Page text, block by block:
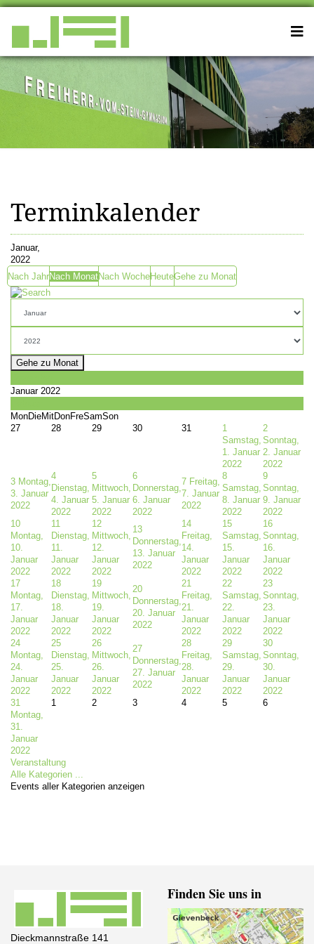
Terminkalender
Januar,
2022
Nach JahrNach MonatNach WocheHeuteGehe zu Monat
Gehe zu Monat
Januar 2022
MonDieMitDonFreSamSon
27
28 29 30 31
1
Samstag,
1. Januar
2022
2
Sonntag,
2. Januar
2022
3 Montag,
3. Januar
2022
4
Dienstag,
4. Januar
2022
5
Mittwoch,
5. Januar
2022
6
Donnerstag,
6. Januar
2022
7 Freitag,
7. Januar
2022
8
Samstag,
8. Januar
2022
9
Sonntag,
9. Januar
2022
10
Montag,
10.
Januar
2022
11
Dienstag,
11.
Januar
2022
12
Mittwoch,
12.
Januar
2022
13
Donnerstag,
13. Januar
2022
14
Freitag,
14.
Januar
2022
15
Samstag,
15.
Januar
2022
16
Sonntag,
16.
Januar
2022
17
Montag,
17.
Januar
2022
18
Dienstag,
18.
Januar
2022
19
Mittwoch,
19.
Januar
2022
20
Donnerstag,
20. Januar
2022
21
Freitag,
21.
Januar
2022
22
Samstag,
22.
Januar
2022
23
Sonntag,
23.
Januar
2022
24
Montag,
24.
Januar
2022
25
Dienstag,
25.
Januar
2022
26
Mittwoch,
26.
Januar
2022
27
Donnerstag,
27. Januar
2022
28
Freitag,
28.
Januar
2022
29
Samstag,
29.
Januar
2022
30
Sonntag,
30.
Januar
2022
31
Montag,
31.
Januar
2022
1 2 3 4 5 6
Veranstaltung
Alle Kategorien ...
Events aller Kategorien anzeigen
Dieckmannstraße 141
Finden Sie uns in